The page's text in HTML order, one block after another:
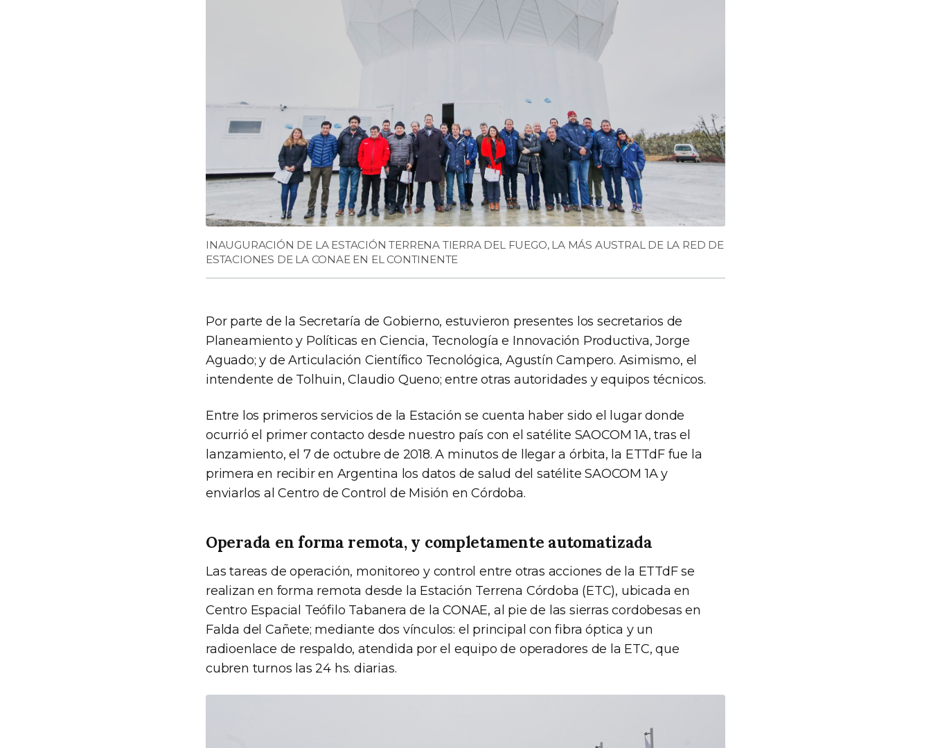
INAUGURACIÓN DE LA ESTACIÓN TERRENA TIERRA DEL FUEGO, LA MÁS AUSTRAL DE LA RED DE
ESTACIONES DE LA CONAE EN EL CONTINENTE
Por parte de la Secretaría de Gobierno, estuvieron presentes los secretarios de
Planeamiento y Políticas en Ciencia, Tecnología e Innovación Productiva, Jorge
Aguado; y de Articulación Científico Tecnológica, Agustín Campero. Asimismo, el
intendente de Tolhuin, Claudio Queno; entre otras autoridades y equipos técnicos.
Entre los primeros servicios de la Estación se cuenta haber sido el lugar donde
ocurrió el primer contacto desde nuestro país con el satélite SAOCOM 1A, tras el
lanzamiento, el 7 de octubre de 2018. A minutos de llegar a órbita, la ETTdF fue la
primera en recibir en Argentina los datos de salud del satélite SAOCOM 1A y
enviarlos al Centro de Control de Misión en Córdoba.
Operada en forma remota, y completamente automatizada
Las tareas de operación, monitoreo y control entre otras acciones de la ETTdF se
realizan en forma remota desde la Estación Terrena Córdoba (ETC), ubicada en
Centro Espacial Teófilo Tabanera de la CONAE, al pie de las sierras cordobesas en
Falda del Cañete; mediante dos vínculos: el principal con fibra óptica y un
radioenlace de respaldo, atendida por el equipo de operadores de la ETC, que
cubren turnos las 24 hs. diarias.